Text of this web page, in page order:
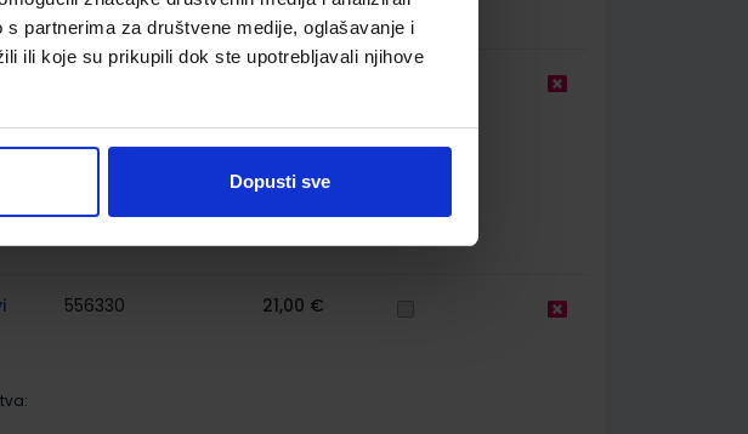
partnerima za društvene medije, oglašavanje i
ili koje su prikupili dok ste upotrebljavali njihove
Dopusti sve
556330 21,00 €